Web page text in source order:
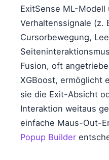
ExitSense ML-Modell
Verhaltenssignale (z.
Cursorbewegung,
Fusion, oft
XGBoost, ermöglicht
sie die Exit-Absicht
Interaktion weitaus
einfache Maus-Out-
Popup Builder